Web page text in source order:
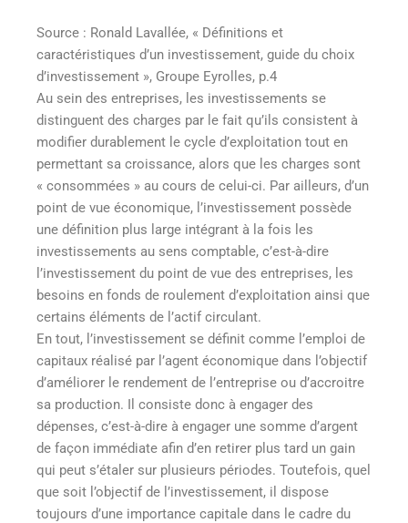
Source : Ronald Lavallée, « Définitions et
caractéristiques d’un investissement, guide du choix
d’investissement », Groupe Eyrolles, p.4
Au sein des entreprises, les investissements se
distinguent des charges par le fait qu’ils consistent à
modifier durablement le cycle d’exploitation tout en
permettant sa croissance, alors que les charges sont
« consommées » au cours de celui-ci. Par ailleurs, d’un
point de vue économique, l’investissement possède
une définition plus large intégrant à la fois les
investissements au sens comptable, c’est-à-dire
l’investissement du point de vue des entreprises, les
besoins en fonds de roulement d’exploitation ainsi que
certains éléments de l’actif circulant.
En tout, l’investissement se définit comme l’emploi de
capitaux réalisé par l’agent économique dans l’objectif
d’améliorer le rendement de l’entreprise ou d’accroitre
sa production. Il consiste donc à engager des
dépenses, c’est-à-dire à engager une somme d’argent
de façon immédiate afin d’en retirer plus tard un gain
qui peut s’étaler sur plusieurs périodes. Toutefois, quel
que soit l’objectif de l’investissement, il dispose
toujours d’une importance capitale dans le cadre du